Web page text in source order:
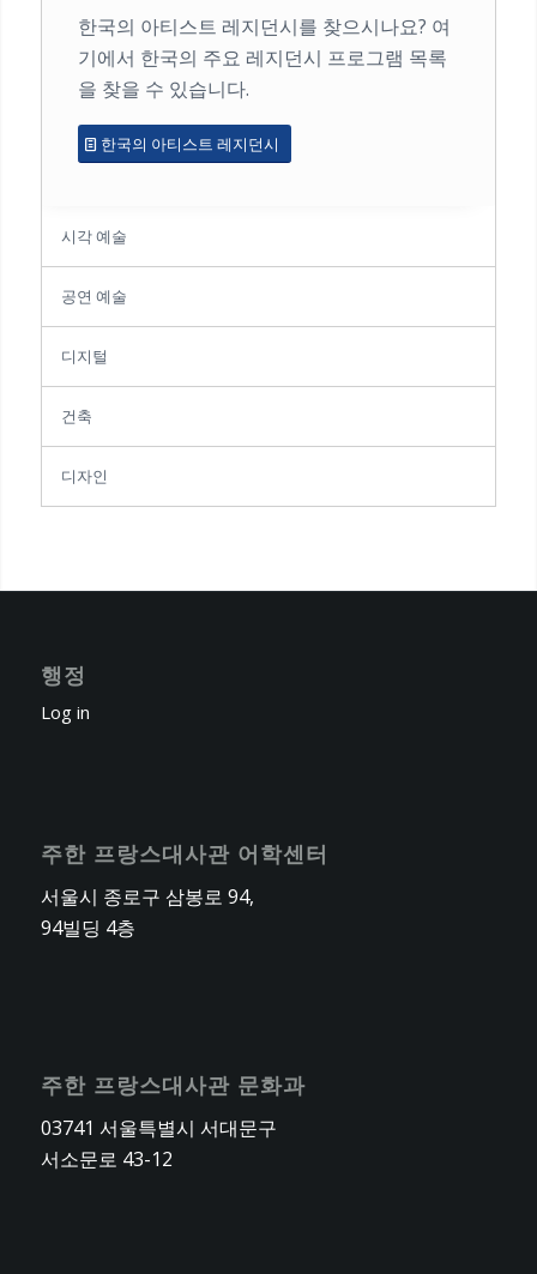
한국의 아티스트 레지던시를 찾으시나요? 여
기에서 한국의 주요 레지던시 프로그램 목록
을 찾을 수 있습니다.
한국의 아티스트 레지던시
시각 예술
공연 예술
디지털
건축
디자인
행정
Log in
주한 프랑스대사관 어학센터
서울시 종로구 삼봉로 94,
94빌딩 4층
주한 프랑스대사관 문화과
03741 서울특별시 서대문구
서소문로 43-12